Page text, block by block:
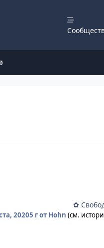
✿
20205 гот Hohn (см.